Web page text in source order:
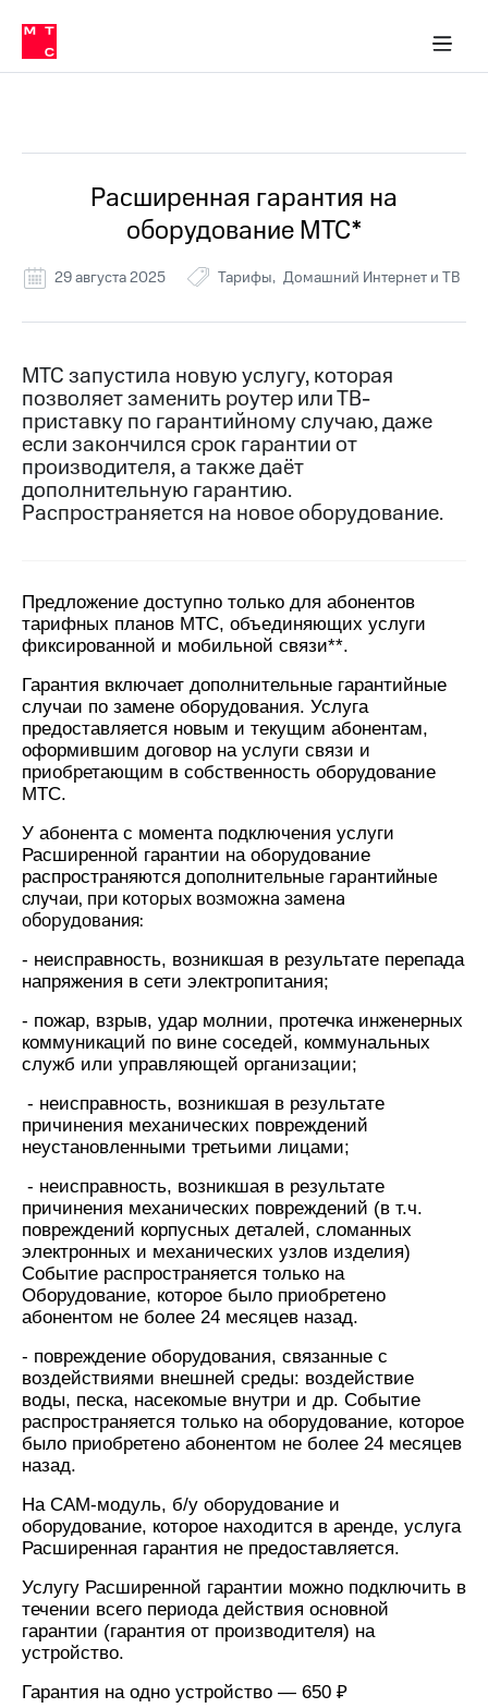
связь
Сервисы и подписки
30% на связь
кабинеты
Мобильная
и
Спутниковое
МТС
номер
в МТС
Тарифы
Услуги
группа
Заказать
карту
Оформить
eSIM
для
иностранцев
Оформить
чистый
Выбрать
номер
Заменить
карту
Перейти
eSIM
Для дома
Выберите
и подключите
ТВ
с выгодным
Тарифы
Интернет,
ТВ и телефон
для дома
Услуги
Акции
Домашний
интернет
Домашнее
в МТС
Услуги
приложение
Мой
МТС
Акции
Скидка 30%
на связь
и МТС
Супер
дешевле
оплате
с карты
МТС
Деньги
ТВ
с выгодным
тарифом
Интернет,
для дома
Услуги
Личный
кабинет
и
ТВ
Скачать
приложение
Мой
МТС
Акции
Видеонаблюдение
для дома
149 ₽/
МТС
Premium
Подписка
на гигабайты
интернета,
фильмы,
музыка
и многое
другое
Расширенная гарантия на
оборудование МТС*
29 августа 2025 Тарифы Домашний Интернет и ТВ
МТС запустила новую услугу, которая
позволяет заменить роутер или ТВ-
приставку по гарантийному случаю, даже
если закончился срок гарантии от
производителя, а также даёт
дополнительную гарантию.
Распространяется на новое оборудование.
Предложение доступно только для абонентов
тарифных планов МТС, объединяющих услуги
фиксированной и мобильной связи**.
Гарантия включает дополнительные гарантийные
случаи по замене оборудования. Услуга
предоставляется новым и текущим абонентам,
оформившим договор на услуги связи и
приобретающим в собственность оборудование
МТС.
У абонента с момента подключения услуги
Расширенной гарантии на оборудование
распространяются дополнительные гарантийные
случаи, при которых возможна замена
оборудования:
- неисправность, возникшая в результате перепада
напряжения в сети электропитания;
- пожар, взрыв, удар молнии, протечка инженерных
коммуникаций по вине соседей, коммунальных
служб или управляющей организации;
- неисправность, возникшая в результате
причинения механических повреждений
неустановленными третьими лицами;
- неисправность, возникшая в результате
причинения механических повреждений (в т.ч.
повреждений корпусных деталей, сломанных
электронных и механических узлов изделия)
Событие распространяется только на
Оборудование, которое было приобретено
абонентом не более 24 месяцев назад.
- повреждение оборудования, связанные с
воздействиями внешней среды: воздействие
воды, песка, насекомые внутри и др. Событие
распространяется только на оборудование, которое
было приобретено абонентом не более 24 месяцев
назад.
На CAM-модуль, б/у оборудование и
оборудование, которое находится в аренде, услуга
Расширенная гарантия не предоставляется.
Услугу Расширенной гарантии можно подключить в
течении всего периода действия основной
гарантии (гарантия от производителя) на
устройство.
Гарантия на одно устройство — 650 ₽